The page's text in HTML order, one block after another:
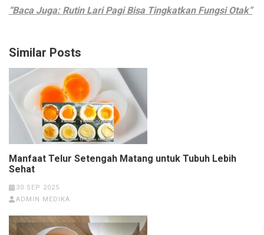
“Baca Juga: Rutin Lari Pagi Bisa Tingkatkan Fungsi Otak“
Similar Posts
Manfaat Telur Setengah Matang untuk Tubuh Lebih
Sehat
30 SEP 2025
ADMIN MEDIKA